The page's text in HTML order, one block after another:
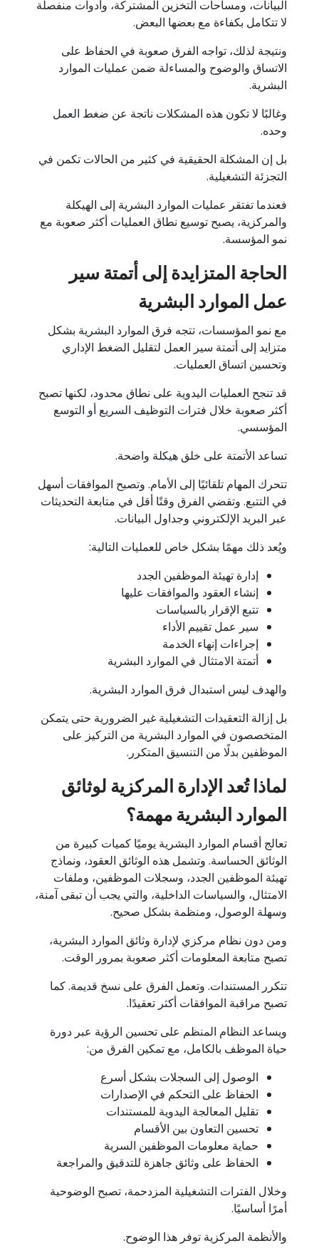
البيانات، ومساحات التخزين المشتركة، وأدوات منفصلة
لا تتكامل بكفاءة مع بعضها البعض.
ونتيجة لذلك، تواجه الفرق صعوبة في الحفاظ على
الاتساق والوضوح والمساءلة ضمن عمليات الموارد
البشرية.
وغالبًا لا تكون هذه المشكلات ناتجة عن ضغط العمل
وحده.
بل إن المشكلة الحقيقية في كثير من الحالات تكمن في
التجزئة التشغيلية.
فعندما تفتقر عمليات الموارد البشرية إلى الهيكلة
والمركزية، يصبح توسيع نطاق العمليات أكثر صعوبة مع
نمو المؤسسة.
الحاجة المتزايدة إلى أتمتة سير
عمل الموارد البشرية
مع نمو المؤسسات، تتجه فرق الموارد البشرية بشكل
متزايد إلى أتمتة سير العمل لتقليل الضغط الإداري
وتحسين اتساق العمليات.
قد تنجح العمليات اليدوية على نطاق محدود، لكنها تصبح
أكثر صعوبة خلال فترات التوظيف السريع أو التوسع
المؤسسي.
تساعد الأتمتة على خلق هيكلة واضحة.
تتحرك المهام تلقائيًا إلى الأمام. وتصبح الموافقات أسهل
في التتبع. وتقضي الفرق وقتًا أقل في متابعة التحديثات
عبر البريد الإلكتروني وجداول البيانات.
ويُعد ذلك مهمًا بشكل خاص للعمليات التالية:
إدارة تهيئة الموظفين الجدد
إنشاء العقود والموافقات عليها
تتبع الإقرار بالسياسات
سير عمل تقييم الأداء
إجراءات إنهاء الخدمة
أتمتة الامتثال في الموارد البشرية
والهدف ليس استبدال فرق الموارد البشرية.
بل إزالة التعقيدات التشغيلية غير الضرورية حتى يتمكن
المتخصصون في الموارد البشرية من التركيز على
الموظفين بدلًا من التنسيق المتكرر.
لماذا تُعد الإدارة المركزية لوثائق
الموارد البشرية مهمة؟
تعالج أقسام الموارد البشرية يوميًا كميات كبيرة من
الوثائق الحساسة. وتشمل هذه الوثائق العقود، ونماذج
تهيئة الموظفين الجدد، وسجلات الموظفين، وملفات
الامتثال، والسياسات الداخلية، والتي يجب أن تبقى آمنة،
وسهلة الوصول، ومنظمة بشكل صحيح.
ومن دون نظام مركزي لإدارة وثائق الموارد البشرية،
تصبح متابعة المعلومات أكثر صعوبة بمرور الوقت.
تتكرر المستندات. وتعمل الفرق على نسخ قديمة. كما
تصبح مراقبة الموافقات أكثر تعقيدًا.
ويساعد النظام المنظم على تحسين الرؤية عبر دورة
حياة الموظف بالكامل، مع تمكين الفرق من:
الوصول إلى السجلات بشكل أسرع
الحفاظ على التحكم في الإصدارات
تقليل المعالجة اليدوية للمستندات
تحسين التعاون بين الأقسام
حماية معلومات الموظفين السرية
الحفاظ على وثائق جاهزة للتدقيق والمراجعة
وخلال الفترات التشغيلية المزدحمة، تصبح الوضوحية
أمرًا أساسيًا.
والأنظمة المركزية توفر هذا الوضوح.